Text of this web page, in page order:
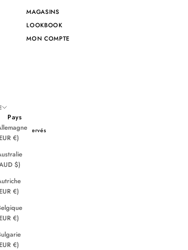
MAGASINS
LOOKBOOK
MON COMPTE
Pays
€)
$)
€)
€)
€)
droits réservés